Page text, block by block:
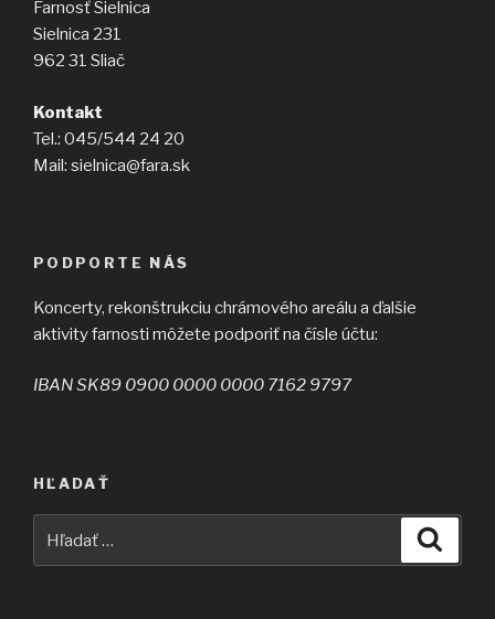
Farnosť Sielnica
Sielnica 231
962 31 Sliač
Kontakt
Tel.: 045/544 24 20
Mail: sielnica@fara.sk
PODPORTE NÁS
Koncerty, rekonštrukciu chrámového areálu a ďalšie
aktivity farnosti môžete podporiť na čísle účtu:
IBAN SK89 0900 0000 0000 7162 9797
HĽADAŤ